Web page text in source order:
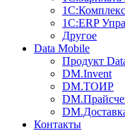
1С:ERP
Другое
Data Mobile
Продукт
DM.Invent
DM.ТОИР
Контакты